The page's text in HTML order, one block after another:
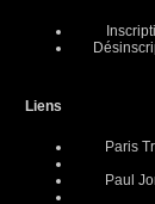
Liens
Paris
Paul